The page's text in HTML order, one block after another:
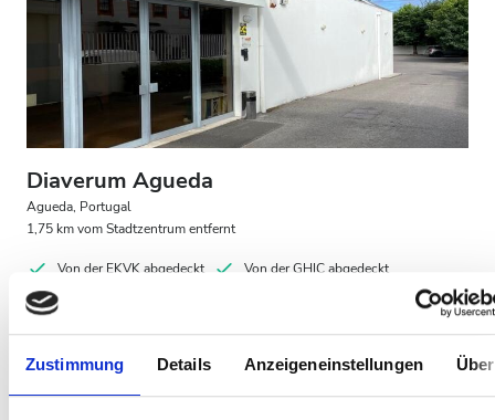
Zustimmung Details Anzeigeneinstellungen
Patienten mit HIV
Patienten mit Hepatitis B
Patienten mit Hepatitis C
GHIC
Einrichtungen
Erfrischungen
Diaverum Agueda
Agueda, Portugal
1,75 km vom Stadtzentrum entfernt
Von der EKVK abgedeckt Von der GHIC abgedeckt
Erfrischungen
TV-Bildschirme
Kostenloses Parken
Pro Behandlung